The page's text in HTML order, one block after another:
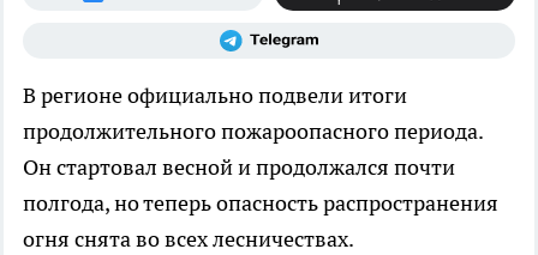
В регионе официально подвели итоги
продолжительного пожароопасного периода.
Он стартовал весной и продолжался почти
полгода, но теперь опасность распространения
огня снята во всех лесничествах.